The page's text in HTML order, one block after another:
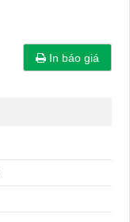
In báo giá